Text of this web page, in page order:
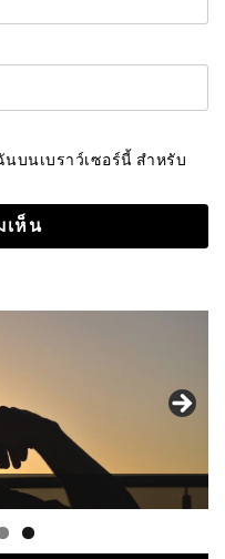
บนเบราว์เซอร์นี้ สำหรับ